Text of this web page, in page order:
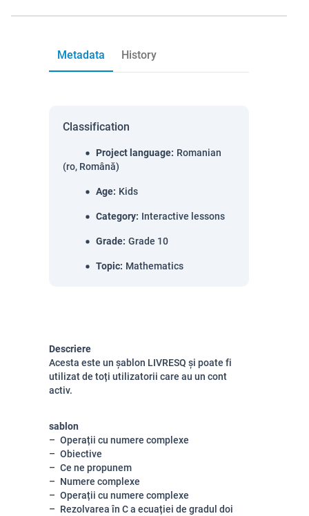
Metadata History
Classification
Project language: Romanian
(ro, Română)
Age: Kids
Category: Interactive lessons
Grade: Grade 10
Topic: Mathematics
Descriere
Acesta este un șablon LIVRESQ și poate fi
utilizat de toți utilizatorii care au un cont
activ.
sablon
Operații cu numere complexe
Obiective
Ce ne propunem
Numere complexe
Operații cu numere complexe
Rezolvarea în C a ecuației de gradul doi